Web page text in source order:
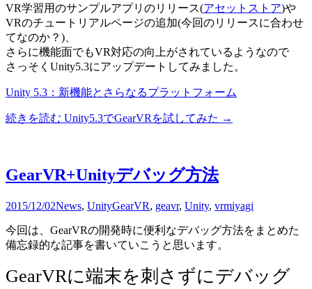
VR学習用のサンプルアプリのリリース(アセットストア)や
VRのチュートリアルページの追加(今回のリリースに合わせ
てなのか？)、
さらに機能面でもVR対応の向上がされているようなので
さっそくUnity5.3にアップデートしてみました。
Unity 5.3：新機能とさらなるプラットフォーム
続きを読む Unity5.3でGearVRを試してみた →
GearVR+Unityデバッグ方法
2015/12/02News, UnityGearVR, geavr, Unity, vrmiyagi
今回は、GearVRの開発時に便利なデバッグ方法をまとめた
備忘録的な記事を書いていこうと思います。
GearVRに端末を刺さずにデバッグ